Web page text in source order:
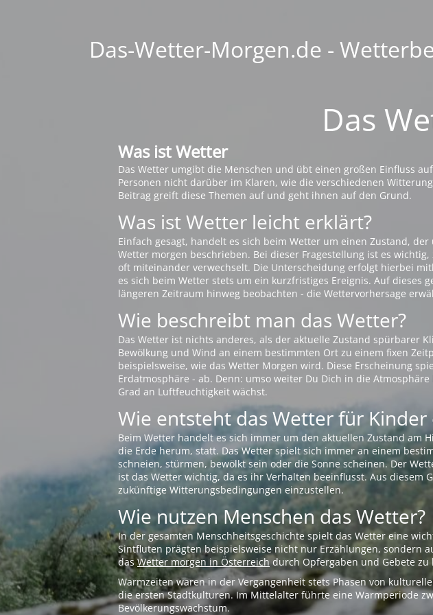
Das-Wetter-Morgen.de -
Das
Was ist Wetter
Das Wetter umgibt die Menschen und übt einen großen Einfluss
Personen nicht darüber im Klaren, wie die verschiedenen
Beitrag greift diese Themen auf und geht ihnen auf den Grund.
Was ist Wetter leicht erklärt?
Einfach gesagt, handelt es sich beim Wetter um einen Zustand,
Wetter morgen beschrieben. Bei dieser Fragestellung ist es
oft miteinander verwechselt. Die Unterscheidung erfolgt hierbei
es sich beim Wetter stets um ein kurzfristiges Ereignis. Auf dieses
längeren Zeitraum hinweg beobachten - die Wettervorhersage
Wie beschreibt man das Wetter?
Das Wetter ist nichts anderes, als der aktuelle Zustand spürbarer
Bewölkung und Wind an einem bestimmten Ort zu einem fixen
beispielsweise, wie das Wetter Morgen wird. Diese Erscheinung
Erdatmosphäre - ab. Denn: umso weiter Du Dich in die
Grad an Luftfeuchtigkeit wächst.
Wie entsteht das Wetter für Kinder
Beim Wetter handelt es sich immer um den aktuellen Zustand am
die Erde herum, statt. Das Wetter spielt sich immer an einem
schneien, stürmen, bewölkt sein oder die Sonne scheinen. Der
ist das Wetter wichtig, da es ihr Verhalten beeinflusst. Aus
zukünftige Witterungsbedingungen einzustellen.
Wie nutzen Menschen das Wetter?
In der gesamten Menschheitsgeschichte spielt das Wetter eine
Sintfluten prägten beispielsweise nicht nur Erzählungen, sondern
dasWetter morgen in Österreichdurch Opfergaben und Gebete zu
Warmzeiten waren in der Vergangenheit stets Phasen von
die ersten Stadtkulturen. Im Mittelalter führte eine Warmperiode
Bevölkerungswachstum.